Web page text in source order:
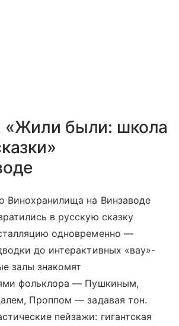
«Жили были: школа
Винохранилища на Винзаводе
в русскую сказку
одновременно —
до интерактивных «вау»-
залы знакомят
фольклора — Пушкиным,
Проппом — задавая тон.
пейзажи: гигантская